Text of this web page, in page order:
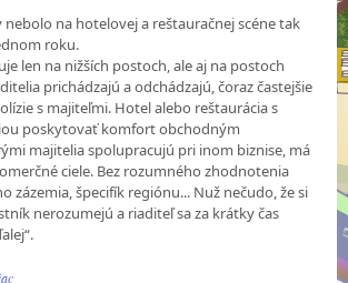
na hotelovej a reštauračnej scéne tak
roku.
len na nižších postoch, ale aj na postoch
prichádzajú a odchádzajú, čoraz častejšie
s majiteľmi. Hotel alebo reštaurácia s
poskytovať komfort obchodným
majitelia spolupracujú pri inom biznise, má
ciele. Bez rozumného zhodnotenia
zázemia, špecifík regiónu... Nuž nečudo, že si
nerozumejú a riaditeľ sa za krátky čas